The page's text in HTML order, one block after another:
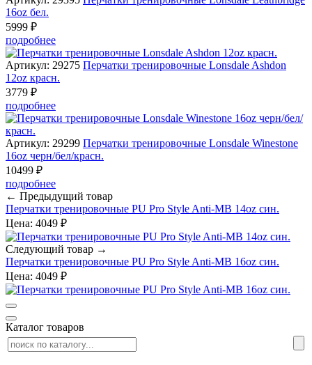
16oz бел.
5999 ₽
подробнее
Артикул: 29275 Перчатки тренировочные Lonsdale Ashdon
12oz красн.
3779 ₽
подробнее
Артикул: 29299 Перчатки тренировочные Lonsdale Winestone
16oz черн/бел/красн.
10499 ₽
подробнее
← Предыдущий товар
Перчатки тренировочные PU Pro Style Anti-MB 14oz син.
Цена: 4049 ₽
Следующий товар →
Перчатки тренировочные PU Pro Style Anti-MB 16oz син.
Цена: 4049 ₽
Каталог товаров